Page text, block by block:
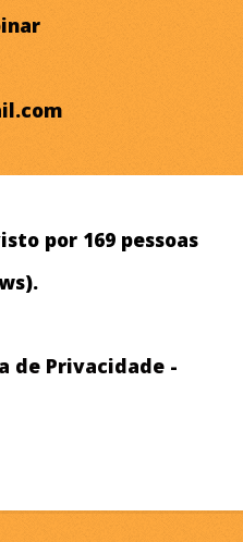
por 169 pessoas
de Privacidade -